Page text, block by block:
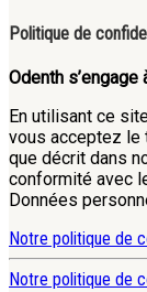
Politique de
Odenth
En utilisant ce
vous acceptez le
que décrit dans
conformité avec
Données
Notre politique de
Notre politique de